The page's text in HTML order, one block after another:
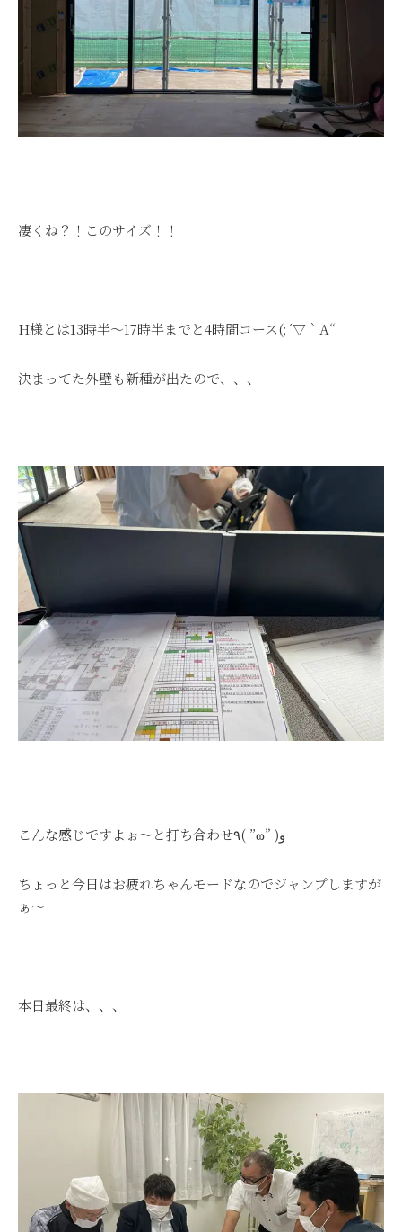
凄くね？！このサイズ！！
H様とは13時半～17時半までと4時間コース(;´▽｀A“
決まってた外壁も新種が出たので、、、
こんな感じですよぉ～と打ち合わせ٩( ”ω” )و
ちょっと今日はお疲れちゃんモードなのでジャンプしますが
ぁ～
本日最終は、、、